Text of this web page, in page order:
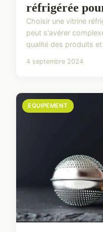
réfrigérée
Choisir une vitrine
peut s'avérer
qualité des produits
4 septembre 2024
EQUIPEMENT